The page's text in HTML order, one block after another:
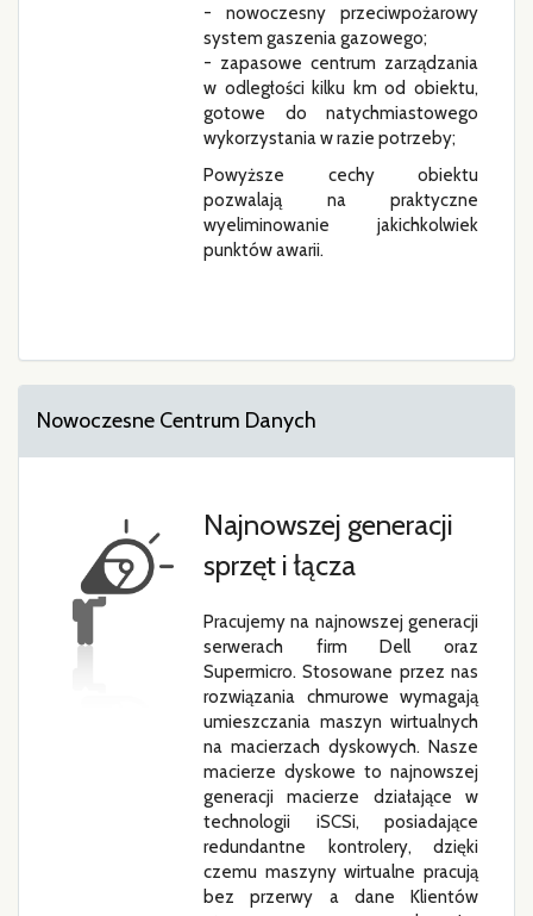
- nowoczesny przeciwpożarowy
system gaszenia gazowego;
- zapasowe centrum zarządzania
w odległości kilku km od obiektu,
gotowe do natychmiastowego
wykorzystania w razie potrzeby;
Powyższe cechy obiektu
pozwalają na praktyczne
wyeliminowanie jakichkolwiek
punktów awarii.
Nowoczesne Centrum Danych
Najnowszej generacji
sprzęt i łącza
Pracujemy na najnowszej generacji
serwerach firm Dell oraz
Supermicro. Stosowane przez nas
rozwiązania chmurowe wymagają
umieszczania maszyn wirtualnych
na macierzach dyskowych. Nasze
macierze dyskowe to najnowszej
generacji macierze działające w
technologii iSCSi, posiadające
redundantne kontrolery, dzięki
czemu maszyny wirtualne pracują
bez przerwy a dane Klientów